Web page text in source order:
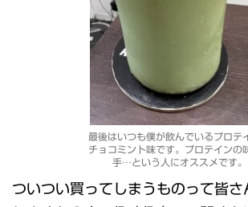
最後はいつも僕が飲んでいるプロテ
チョコミント味です。プロテインの
手…という人にオススメです。
ついつい買ってしまうものって皆さ